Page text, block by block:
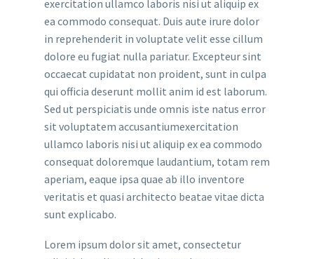
exercitation ullamco laboris nisi ut aliquip ex
ea commodo consequat. Duis aute irure dolor
in reprehenderit in voluptate velit esse cillum
dolore eu fugiat nulla pariatur. Excepteur sint
occaecat cupidatat non proident, sunt in culpa
qui officia deserunt mollit anim id est laborum.
Sed ut perspiciatis unde omnis iste natus error
sit voluptatem accusantiumexercitation
ullamco laboris nisi ut aliquip ex ea commodo
consequat doloremque laudantium, totam rem
aperiam, eaque ipsa quae ab illo inventore
veritatis et quasi architecto beatae vitae dicta
sunt explicabo.
Lorem ipsum dolor sit amet, consectetur